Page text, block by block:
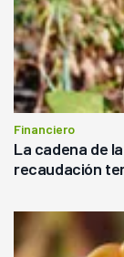
Financiero
La cadena de
recaudación